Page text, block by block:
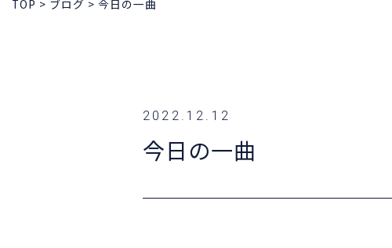
TOP > ブログ > 今日の一曲
2022.12.12
今日の一曲